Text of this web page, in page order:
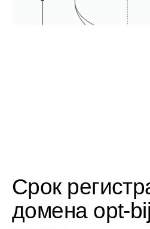
Срок
домена opt-